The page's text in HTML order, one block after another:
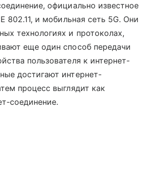
официально известное
802.11, и мобильная сеть 5G. Они
технологиях и протоколах,
еще один способ передачи
пользователя к интернет-
достигают интернет-
процесс выглядит как
соединение.